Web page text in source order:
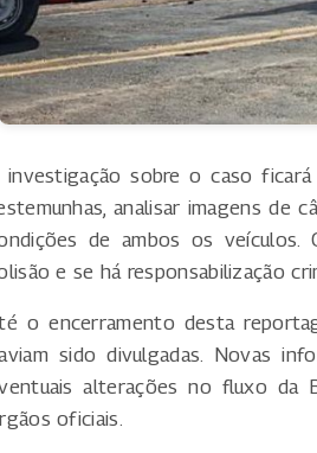
investigação sobre o caso
analisar imagens de
de ambos os
e se há responsabilização
o encerramento desta
sido divulgadas. Novas
alterações no fluxo da
oficiais.